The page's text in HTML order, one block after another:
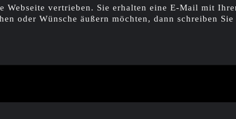
vertrieben. Sie erhalten eine E-Mail mit
oder Wünsche äußern möchten, dann schreiben